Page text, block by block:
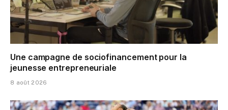
Une campagne de sociofinancement pour la
jeunesse entrepreneuriale
8 août 2026